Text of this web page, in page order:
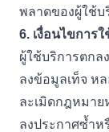
พลาดของผู้ใช้บ
6. เงื่อนไขการ
ผู้ใช้บริการตกล
ลงข้อมูลเท็จ ห
ละเมิดกฎหมา
ลงประกาศซ้ำห